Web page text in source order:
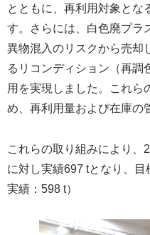
とともに、再利用対象とな
す。さらには、白色廃プラ
異物混入のリスクから売却
るリコンディション（再調
用を実現しました。これら
め、再利用量および在庫の
これらの取り組みにより、
に対し実績697 tとなり、
実績：598 t）